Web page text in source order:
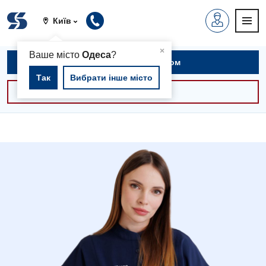
Київ
×
Ваше містоОдеса?
Так Вибрати інше місто
Записатися на прийом
Консультації -30%